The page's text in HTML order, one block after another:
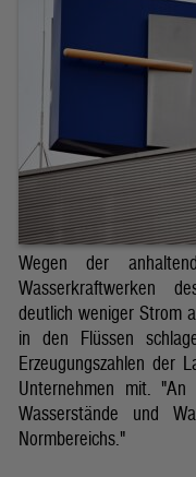
Wegen der
Wasserkraftwerken
deutlich weniger Strom
in den Flüssen
Erzeugungszahlen der
Unternehmen mit.
Wasserstände und
Normbereichs."